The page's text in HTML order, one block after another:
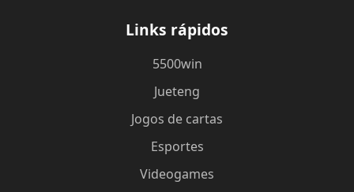
Links rápidos
5500win
Jueteng
Jogos de cartas
Esportes
Videogames